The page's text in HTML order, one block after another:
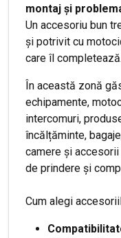
montaj și
Un accesoriu bun
și potrivit cu
care îl completează.
În această zonă
echipamente,
intercomuri,
încălțăminte,
camere și
de prindere și
Cum alegi